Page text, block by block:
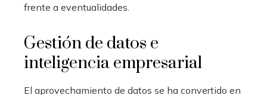
frente a eventualidades.
Gestión de datos e
inteligencia empresarial
El aprovechamiento de datos se ha convertido en